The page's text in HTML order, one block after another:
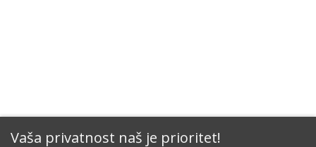
Vaša privatnost naš je prioritet!